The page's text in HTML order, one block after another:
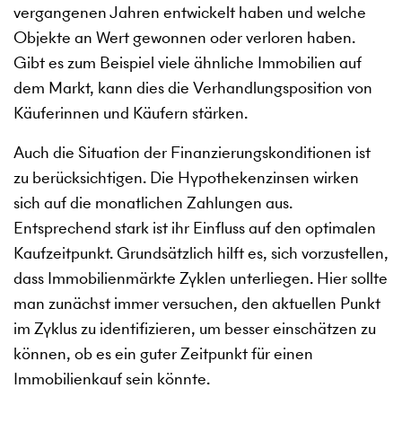
vergangenen Jahren entwickelt haben und welche
Objekte an Wert gewonnen oder verloren haben.
Gibt es zum Beispiel viele ähnliche Immobilien auf
dem Markt, kann dies die Verhandlungsposition von
Käuferinnen und Käufern stärken.
Auch die Situation der Finanzierungskonditionen ist
zu berücksichtigen. Die Hypothekenzinsen wirken
sich auf die monatlichen Zahlungen aus.
Entsprechend stark ist ihr Einfluss auf den optimalen
Kaufzeitpunkt. Grundsätzlich hilft es, sich vorzustellen,
dass Immobilienmärkte Zyklen unterliegen. Hier sollte
man zunächst immer versuchen, den aktuellen Punkt
im Zyklus zu identifizieren, um besser einschätzen zu
können, ob es ein guter Zeitpunkt für einen
Immobilienkauf sein könnte.